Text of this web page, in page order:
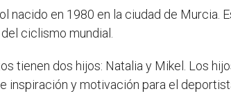
nacido en 1980 en la ciudad de Murcia.
ciclismo mundial.
tienen dos hijos: Natalia y Mikel. Los
inspiración y motivación para el